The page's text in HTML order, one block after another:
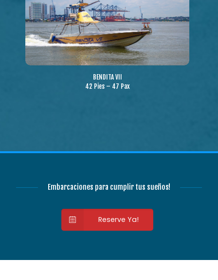
BENDITA VII
42 Pies – 47 Pax
Embarcaciones para cumplir tus sueños!
Reserve Ya!